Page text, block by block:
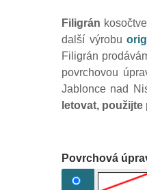
Filigrán
další výrobu
Filigrán
povrchovou
Jablonce nad
letovat,
Povrchová